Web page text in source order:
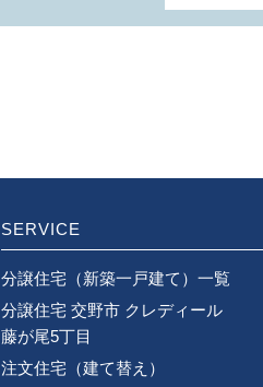
SERVICE
分譲住宅（新築一戸建て）一覧
分譲住宅 交野市 クレディール
藤が尾5丁目
注文住宅（建て替え）